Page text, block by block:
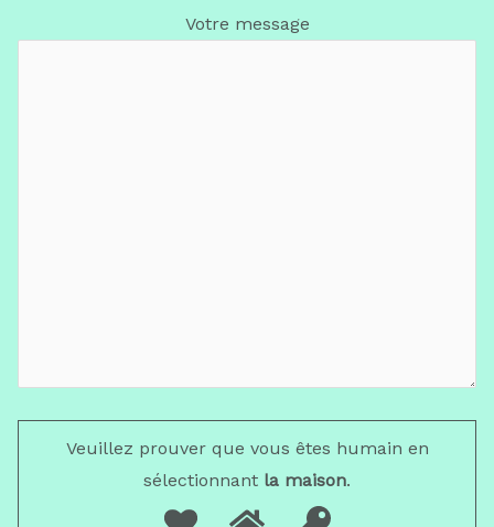
Votre message
Veuillez prouver que vous êtes humain en
sélectionnant la maison.